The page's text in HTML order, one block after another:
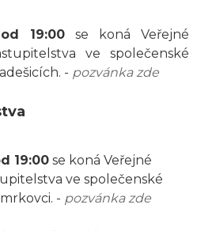
19:00 se koná Veřejné
ve společenské
- pozvánka zde
19:00 se koná Veřejné
ve společenské
- pozvánka zde